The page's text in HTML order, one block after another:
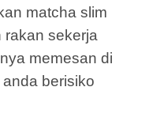
matcha slim
rakan sekerja
memesan di
berisiko